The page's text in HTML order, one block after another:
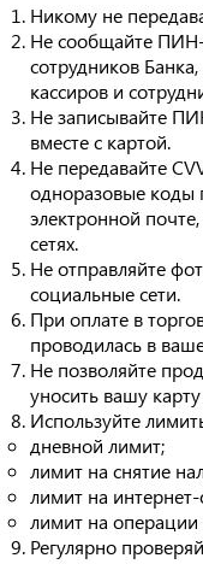
Никому не
Не сообщайте
сотрудников
кассиров и
Не записывайте
вместе с картой.
Не передавайте
одноразовые коды
электронной
сетях.
Не отправляйте
социальные сети.
При оплате в
проводилась в
Не позволяйте
уносить вашу
Используйте
дневной лимит;
лимит на снятие
лимит на
лимит на
Регулярно